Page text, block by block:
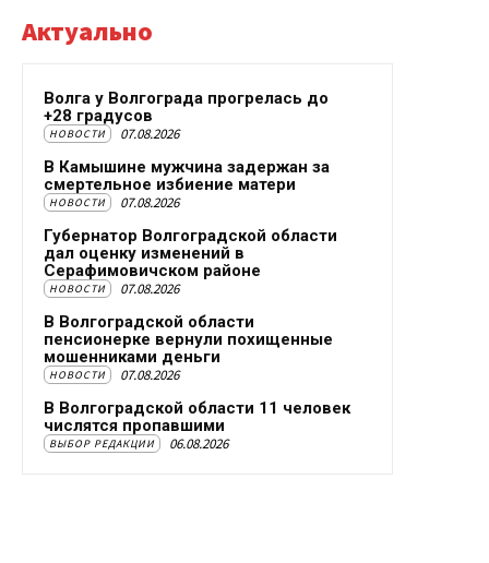
Актуально
Волга у Волгограда прогрелась до
+28 градусов
НОВОСТИ 07.08.2026
В Камышине мужчина задержан за
смертельное избиение матери
НОВОСТИ 07.08.2026
Губернатор Волгоградской области
дал оценку изменений в
Серафимовичском районе
НОВОСТИ 07.08.2026
В Волгоградской области
пенсионерке вернули похищенные
мошенниками деньги
НОВОСТИ 07.08.2026
В Волгоградской области 11 человек
числятся пропавшими
ВЫБОР РЕДАКЦИИ 06.08.2026